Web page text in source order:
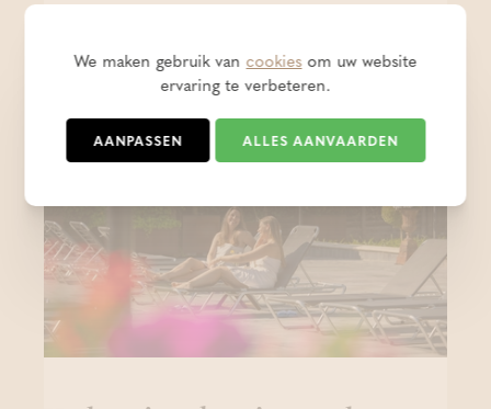
Deze berichtjes zijn zeker en vast
ook de moeite om even te lezen!
We maken gebruik vancookiesom uw website
ervaring te verbeteren.
AANPASSEN ALLES AANVAARDEN